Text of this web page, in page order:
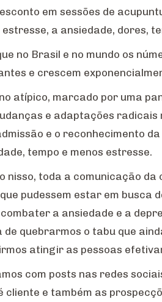
em sessões de
estresse, a ansiedade, dores,
no Brasil e no mundo os
e crescem
atípico, marcado por uma
e adaptações radicais
e o reconhecimento
tempo e menos estresse.
nisso, toda a comunicação
pudessem estar em busca
a ansiedade e a
quebrarmos o tabu que
atingir as pessoas
com posts nas redes
cliente e também as